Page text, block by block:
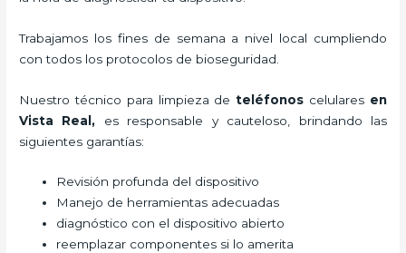
Trabajamos los fines de semana a nivel local cumpliendo
con todos los protocolos de bioseguridad.
Nuestro técnico para limpieza deteléfonos celulares en
Vista Real, es responsable y cauteloso, brindando las
siguientes garantías:
Revisión profunda del dispositivo
Manejo de herramientas adecuadas
diagnóstico con el dispositivo abierto
reemplazar componentes si lo amerita